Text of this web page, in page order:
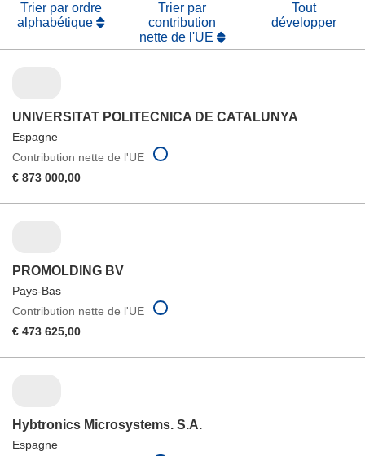
Trier par ordre
alphabétique
Trier par
contribution
nette de l'UE
Tout
développer
UNIVERSITAT POLITECNICA DE CATALUNYA
Espagne
Contribution nette de l'UE
€ 873 000,00
PROMOLDING BV
Pays-Bas
Contribution nette de l'UE
€ 473 625,00
Hybtronics Microsystems. S.A.
Espagne